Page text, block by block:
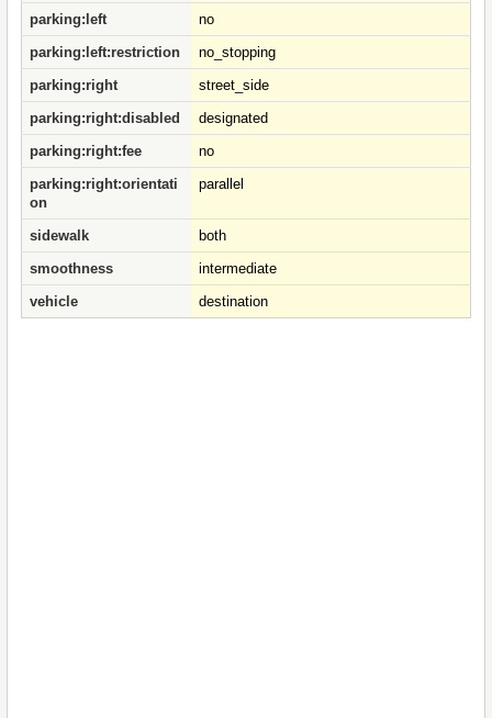
parking:left
no
parking:left:restriction
no_stopping
parking:right
street_side
parking:right:disabled
designated
parking:right:fee
no
parking:right:orientati
on
parallel
sidewalk
both
smoothness
intermediate
vehicle
destination